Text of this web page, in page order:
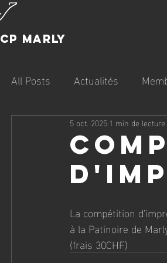
CP MARLY
All Posts Actualités
5 oct. 2025 1 min de lecture
La compétition
à la Patinoire de
(frais 30CHF)